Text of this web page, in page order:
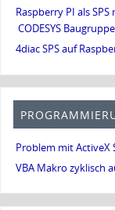
Raspberry PI als SPS
CODESYS
4diac SPS auf
Problem mit ActiveX
VBA Makro zyklisch